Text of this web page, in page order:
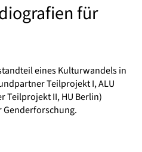
für
eines Kulturwandels in
Teilprojekt I, ALU
Teilprojekt II, HU Berlin)